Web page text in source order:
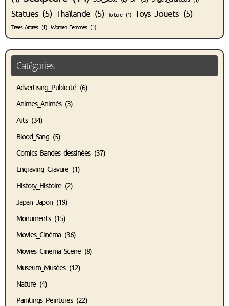
Statues (5) Thaïlande (5) Torture(1) Toys_Jouets (5)
Trees_Arbres(1) Women_Femmes(1)
Catégories
Advertising_Publicité (6)
Animes_Animés(3)
Arts(34)
Blood_Sang (5)
Comics_Bandes_dessinées(37)
Engraving_Gravure (1)
History_Histoire (2)
Japan_Japon (19)
Monuments(15)
Movies_Cinéma(36)
Movies_Cinema_Scene (8)
Museum_Musées(12)
Nature (4)
Paintings_Peintures(22)